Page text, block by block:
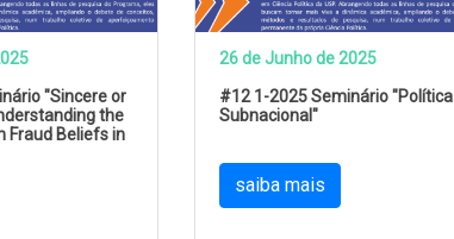
"Sincere or
the
Fraud Beliefs in
26 de Junho de 2025
#12 1-2025 Seminário "Política
Subnacional"
saiba mais